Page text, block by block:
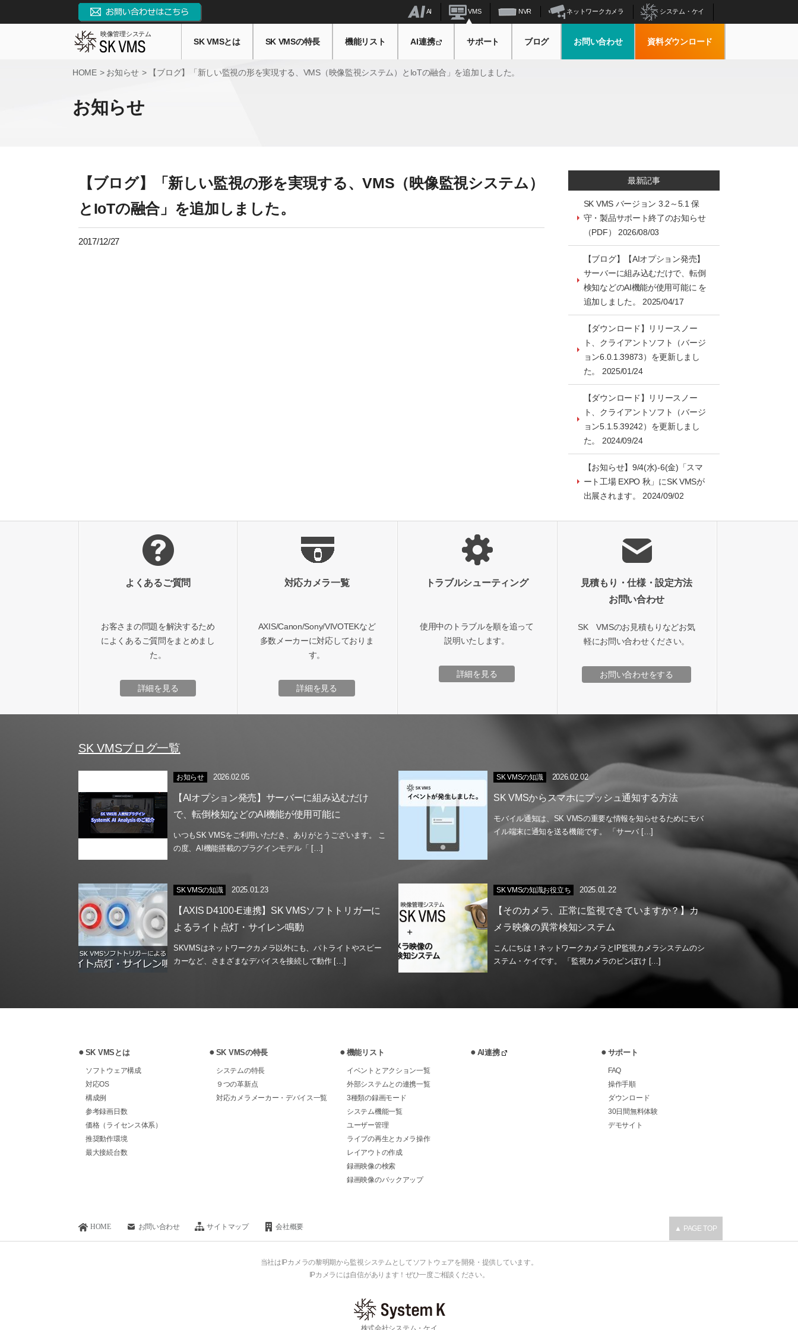
AI VMS NVR ネットワークカメラ システム・ケイ
映像管理システム
SK VMSとは SK VMSの特長 機能リスト AI連携 サポート ブログ お問い合わせ 資料ダウンロード
HOME お知らせ 【ブログ】「新しい監視の形を実現する、VMS（映像監視システム）とIoTの融合」を追加しました。
お知らせ
【ブログ】「新しい監視の形を実現する、VMS（映像監視システム）
とIoTの融合」を追加しました。
2017/12/27
最新記事
SK VMS バージョン 3.2～5.1 保
守・製品サポート終了のお知らせ
（PDF） 2026/08/03
【ブログ】【AIオプション発売】
サーバーに組み込むだけで、転倒
検知などのAI機能が使用可能に を
追加しました。 2025/04/17
【ダウンロード】リリースノー
ト、クライアントソフト（バージ
ョン6.0.1.39873）を更新しまし
た。 2025/01/24
【ダウンロード】リリースノー
ト、クライアントソフト（バージ
ョン5.1.5.39242）を更新しまし
た。 2024/09/24
【お知らせ】9/4(水)-6(金)「スマ
ート工場 EXPO 秋」にSK VMSが
出展されます。 2024/09/02
よくあるご質問
お客さまの問題を解決するため
によくあるご質問をまとめまし
た。
詳細を見る
対応カメラ一覧
AXIS/Canon/Sony/VIVOTEKなど
多数メーカーに対応しておりま
す。
詳細を見る
トラブルシューティング
使用中のトラブルを順を追って
説明いたします。
詳細を見る
見積もり・仕様・設定方法
お問い合わせ
SK VMSのお見積もりなどお気
軽にお問い合わせください。
お問い合わせをする
SK VMSブログ一覧
お知らせ 2026.02.05
【AIオプション発売】サーバーに組み込むだけ
で、転倒検知などのAI機能が使用可能に
いつもSK VMSをご利用いただき、ありがとうございます。 こ
の度、AI機能搭載のプラグインモデル「 […]
SK VMSの知識 2026.02.02
SK VMSからスマホにプッシュ通知する方法
モバイル通知は、SK VMSの重要な情報を知らせるためにモバ
イル端末に通知を送る機能です。 「サーバ […]
SK VMSの知識 2025.01.23
【AXIS D4100-E連携】SK VMSソフトトリガーに
よるライト点灯・サイレン鳴動
SKVMSはネットワークカメラ以外にも、パトライトやスピー
カーなど、さまざまなデバイスを接続して動作 […]
SK VMSの知識お役立ち 2025.01.22
【そのカメラ、正常に監視できていますか？】カ
メラ映像の異常検知システム
こんにちは！ネットワークカメラとIP監視カメラシステムのシ
ステム・ケイです。 「監視カメラのピンぼけ […]
SK VMSとは
ソフトウェア構成
対応OS
構成例
参考録画日数
価格（ライセンス体系）
推奨動作環境
最大接続台数
SK VMSの特長
システムの特長
９つの革新点
対応カメラメーカー・デバイス一覧
機能リスト
イベントとアクション一覧
外部システムとの連携一覧
3種類の録画モード
システム機能一覧
ユーザー管理
ライブの再生とカメラ操作
レイアウトの作成
録画映像の検索
録画映像のバックアップ
AI連携 サポート
FAQ
操作手順
ダウンロード
30日間無料体験
デモサイト
HOME お問い合わせ サイトマップ 会社概要 ▲ PAGE TOP
当社はIPカメラの黎明期から監視システムとしてソフトウェアを開発・提供しています。
IPカメラには自信があります！ぜひ一度ご相談ください。
株式会社システム・ケイ